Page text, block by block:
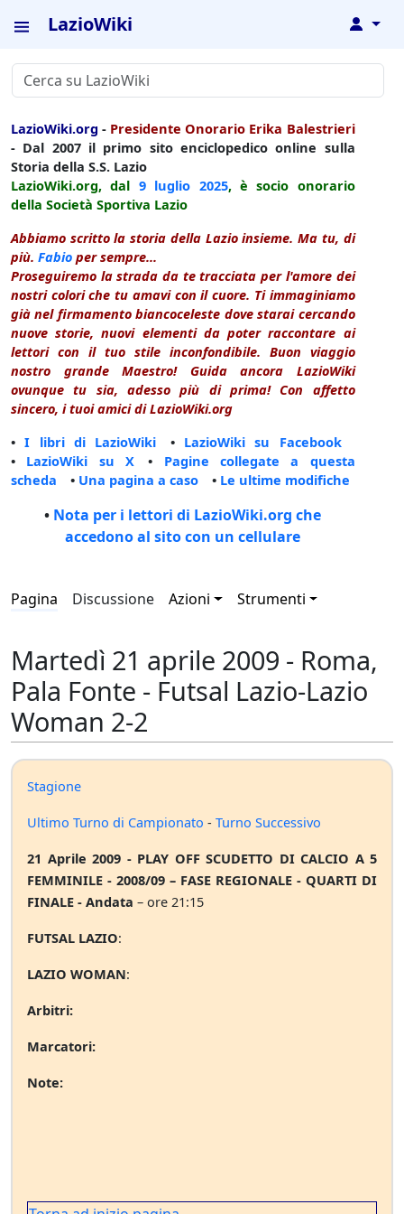
LazioWiki ↓
LazioWiki.org - Presidente Onorario Erika Balestrieri
- Dal 2007 il primo sito enciclopedico online sulla
Storia della S.S. Lazio
LazioWiki.org, dal 9 luglio 2025, è socio onorario
della Società Sportiva Lazio
Abbiamo scritto la storia della Lazio insieme. Ma tu, di
più. Fabio per sempre...
Proseguiremo la strada da te tracciata per l'amore dei
nostri colori che tu amavi con il cuore. Ti immaginiamo
già nel firmamento biancoceleste dove starai cercando
nuove storie, nuovi elementi da poter raccontare ai
lettori con il tuo stile inconfondibile. Buon viaggio
nostro grande Maestro! Guida ancora LazioWiki
ovunque tu sia, adesso più di prima! Con affetto
sincero, i tuoi amici di LazioWiki.org
•I libri di LazioWiki • LazioWiki su Facebook
• LazioWiki su X • Pagine collegate a questa
scheda • Una pagina a caso • Le ultime modifiche
• Nota per i lettori di LazioWiki.org che
accedono al sito con un cellulare
Pagina Discussione Azioni Strumenti
Martedì 21 aprile 2009 - Roma,
Pala Fonte - Futsal Lazio-Lazio
Woman 2-2
Stagione
Ultimo Turno di Campionato - Turno Successivo
21 Aprile 2009 - PLAY OFF SCUDETTO DI CALCIO A 5
FEMMINILE - 2008/09 – FASE REGIONALE - QUARTI DI
FINALE - Andata – ore 21:15
FUTSAL LAZIO:
LAZIO WOMAN:
Arbitri:
Marcatori:
Note: